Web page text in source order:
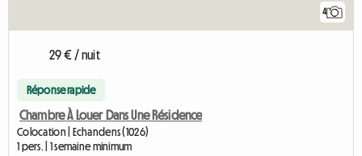
4
29 € / nuit
Réponse rapide
Chambre À Louer Dans Une Résidence
Colocation | Echandens (1026)
1 pers. | 1 semaine minimum